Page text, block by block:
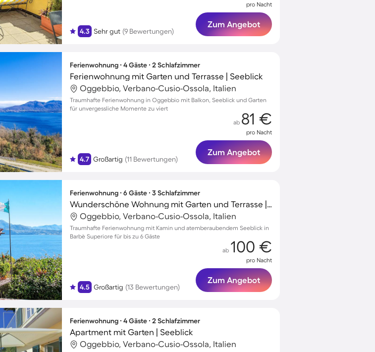
4.3 Sehr gut (9 Bewertungen)
pro Nacht
Zum Angebot
Ferienwohnung ∙ 4 Gäste ∙ 2 Schlafzimmer
Ferienwohnung mit Garten und Terrasse | Seeblick
Oggebbio, Verbano-Cusio-Ossola, Italien
Traumhafte Ferienwohnung in Oggebbio mit Balkon, Seeblick und Garten
für unvergessliche Momente zu viert
4.7 Großartig (11 Bewertungen)
ab 81 €
pro Nacht
Zum Angebot
Ferienwohnung ∙ 6 Gäste ∙ 3 Schlafzimmer
Wunderschöne Wohnung mit Garten und Terrasse | Seeblick
Oggebbio, Verbano-Cusio-Ossola, Italien
Traumhafte Ferienwohnung mit Kamin und atemberaubendem Seeblick in
Barbè Superiore für bis zu 6 Gäste
4.5 Großartig (13 Bewertungen)
ab 100 €
pro Nacht
Zum Angebot
Ferienwohnung ∙ 4 Gäste ∙ 2 Schlafzimmer
Apartment mit Garten | Seeblick
Oggebbio, Verbano-Cusio-Ossola, Italien